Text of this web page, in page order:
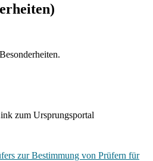
zum Ursprungsportal
zur Bestimmung von Prüfern für